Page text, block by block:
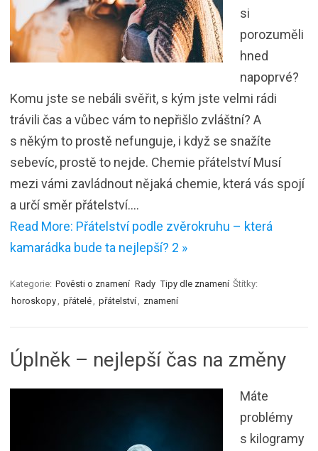
si
porozuměli
hned
napoprvé?
Komu jste se nebáli svěřit, s kým jste velmi rádi
trávili čas a vůbec vám to nepřišlo zvláštní? A
s někým to prostě nefunguje, i když se snažíte
sebevíc, prostě to nejde. Chemie přátelství Musí
mezi vámi zavládnout nějaká chemie, která vás spojí
a určí směr přátelství.…
Read More: Přátelství podle zvěrokruhu – která
kamarádka bude ta nejlepší? 2 »
Kategorie: Pověsti o znamení Rady Tipy dle znamení Štítky:
horoskopy
přátelé přátelství znamení
Úplněk – nejlepší čas na změny
Máte
problémy
s kilogramy